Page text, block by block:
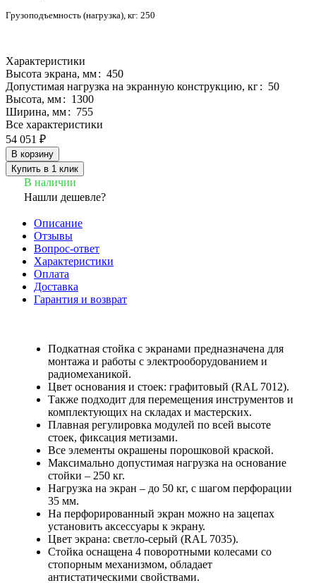
Грузоподъемность (нагрузка), кг: 250
Характеристики
Высота экрана, мм: 450
Допустимая нагрузка на экранную конструкцию, кг: 50
Высота, мм: 1300
Ширина, мм: 755
Все характеристики
54 051 ₽
В корзину
Купить в 1 клик
В наличии
Нашли дешевле?
Описание
Отзывы
Вопрос-ответ
Характеристики
Оплата
Доставка
Гарантия и возврат
Подкатная стойка с экранами предназначена для
монтажа и работы с электрооборудованием и
радиомеханикой.
Цвет основания и стоек: графитовый (RAL 7012).
Также подходит для перемещения инструментов и
комплектующих на складах и мастерских.
Плавная регулировка модулей по всей высоте
стоек, фиксация метизами.
Все элементы окрашены порошковой краской.
Максимально допустимая нагрузка на основание
стойки – 250 кг.
Нагрузка на экран – до 50 кг, с шагом перфорации
35 мм.
На перфорированный экран можно на зацепах
установить аксессуары к экрану.
Цвет экрана: светло-серый (RAL 7035).
Стойка оснащена 4 поворотными колесами со
стопорным механизмом, обладает
антистатическими свойствами.